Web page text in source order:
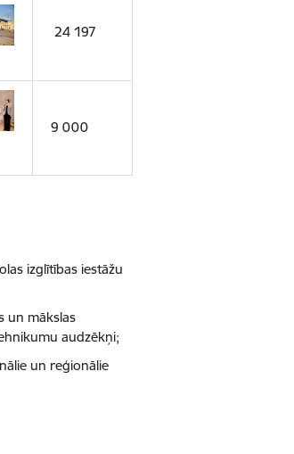
24 197
9 000
izglītības iestāžu
un mākslas
audzēkņi;
un reģionālie